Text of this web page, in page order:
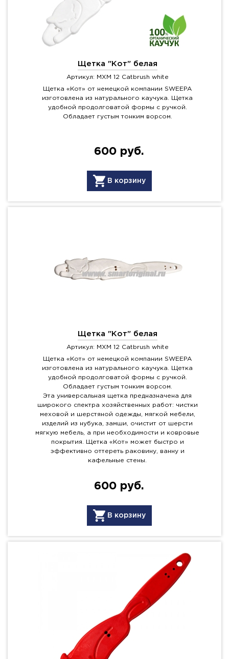
Щетка "Кот" белая
Артикул: MXM 12 Catbrush white
Щетка «Кот» от немецкой компании SWEEPA
изготовлена из натурального каучука. Щетка
удобной продолговатой формы с ручкой.
Обладает густым тонким ворсом.
600 руб.
В корзину
Щетка "Кот" белая
Артикул: MXM 12 Catbrush white
Щетка «Кот» от немецкой компании SWEEPA
изготовлена из натурального каучука. Щетка
удобной продолговатой формы с ручкой.
Обладает густым тонким ворсом.
Эта универсальная щетка предназначена для
широкого спектра хозяйственных работ: чистки
меховой и шерстяной одежды, мягкой мебели,
изделий из нубука, замши, очистит от шерсти
мягкую мебель, а при необходимости и ковровые
покрытия. Щетка «Кот» может быстро и
эффективно оттереть раковину, ванну и
кафельные стены.
600 руб.
В корзину